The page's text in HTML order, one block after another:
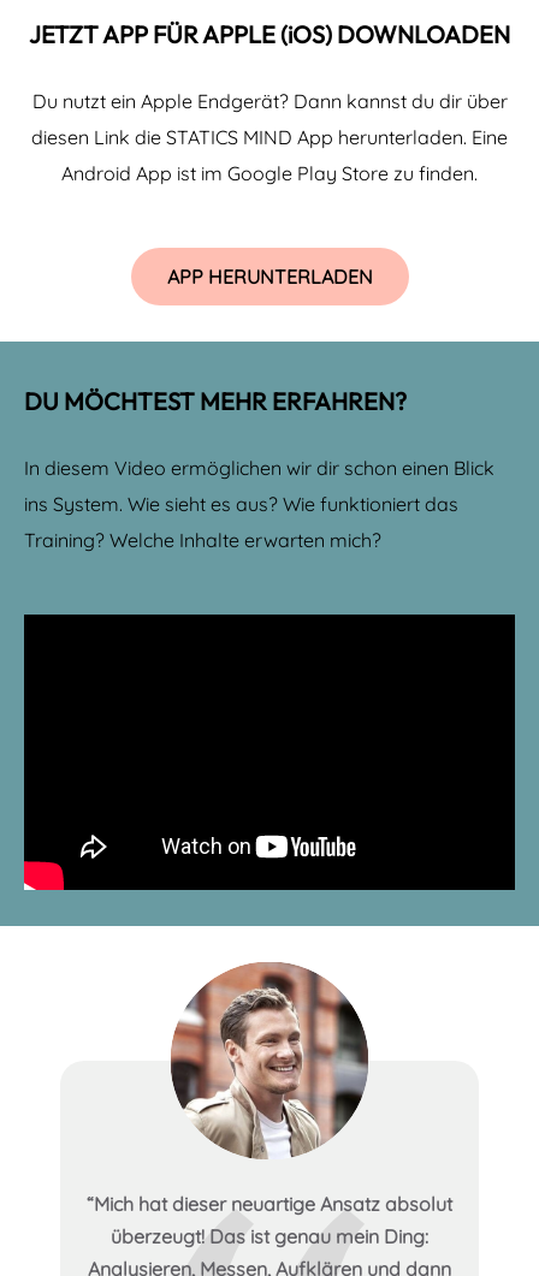
JETZT APP FÜR APPLE (iOS) DOWNLOADEN
Du nutzt ein Apple Endgerät? Dann kannst du dir über
diesen Link die STATICS MIND App herunterladen. Eine
Android App ist im Google Play Store zu finden.
APP HERUNTERLADEN
DU MÖCHTEST MEHR ERFAHREN?
In diesem Video ermöglichen wir dir schon einen Blick
ins System. Wie sieht es aus? Wie funktioniert das
Training? Welche Inhalte erwarten mich?
“Mich hat dieser neuartige Ansatz absolut
überzeugt! Das ist genau mein Ding:
Analysieren, Messen, Aufklären und dann